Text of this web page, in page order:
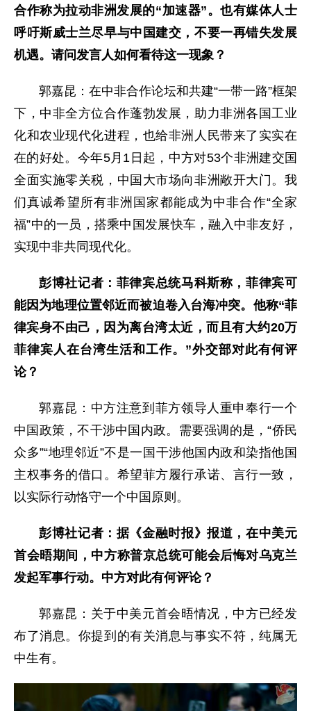
合作称为拉动非洲发展的“加速器”。也有媒体人士
呼吁斯威士兰尽早与中国建交，不要一再错失发展
机遇。请问发言人如何看待这一现象？
郭嘉昆：在中非合作论坛和共建“一带一路”框架
下，中非全方位合作蓬勃发展，助力非洲各国工业
化和农业现代化进程，也给非洲人民带来了实实在
在的好处。今年5月1日起，中方对53个非洲建交国
全面实施零关税，中国大市场向非洲敞开大门。我
们真诚希望所有非洲国家都能成为中非合作“全家
福”中的一员，搭乘中国发展快车，融入中非友好，
实现中非共同现代化。
彭博社记者：菲律宾总统马科斯称，菲律宾可
能因为地理位置邻近而被迫卷入台海冲突。他称“菲
律宾身不由己，因为离台湾太近，而且有大约20万
菲律宾人在台湾生活和工作。”外交部对此有何评
论？
郭嘉昆：中方注意到菲方领导人重申奉行一个
中国政策，不干涉中国内政。需要强调的是，“侨民
众多”“地理邻近”不是一国干涉他国内政和染指他国
主权事务的借口。希望菲方履行承诺、言行一致，
以实际行动恪守一个中国原则。
彭博社记者：据《金融时报》报道，在中美元
首会晤期间，中方称普京总统可能会后悔对乌克兰
发起军事行动。中方对此有何评论？
郭嘉昆：关于中美元首会晤情况，中方已经发
布了消息。你提到的有关消息与事实不符，纯属无
中生有。